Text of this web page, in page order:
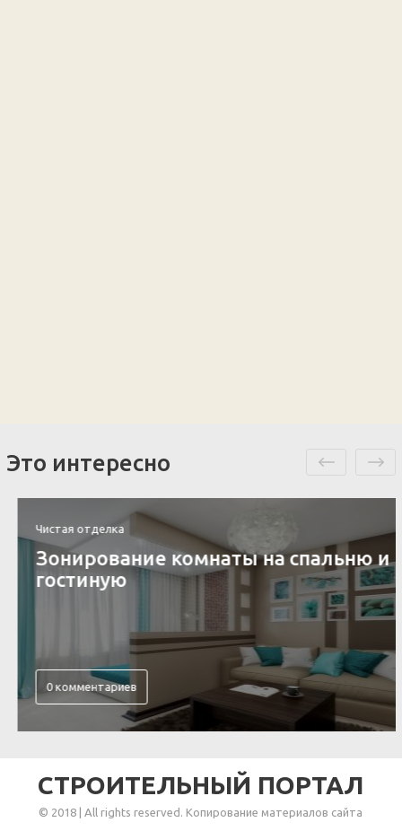
Это интересно
Чистая отделка
Зонирование комнаты на спальню и
гостиную
0 комментариев
СТРОИТЕЛЬНЫЙ ПОРТАЛ
© 2018 | All rights reserved. Копирование материалов сайта